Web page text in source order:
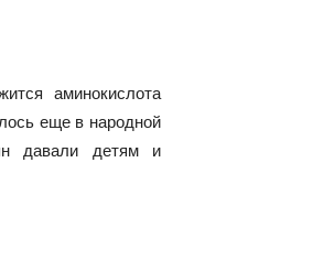
аминокислота
еще в народной
давали детям и